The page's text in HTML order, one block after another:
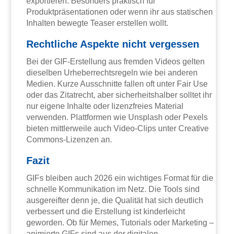
Produktpräsentationen oder wenn ihr aus statischen
Inhalten bewegte Teaser erstellen wollt.
Rechtliche Aspekte nicht vergessen
Bei der GIF-Erstellung aus fremden Videos gelten
dieselben Urheberrechtsregeln wie bei anderen
Medien. Kurze Ausschnitte fallen oft unter Fair Use
oder das Zitatrecht, aber sicherheitshalber solltet ihr
nur eigene Inhalte oder lizenzfreies Material
verwenden. Plattformen wie Unsplash oder Pexels
bieten mittlerweile auch Video-Clips unter Creative
Commons-Lizenzen an.
Fazit
GIFs bleiben auch 2026 ein wichtiges Format für die
schnelle Kommunikation im Netz. Die Tools sind
ausgereifter denn je, die Qualität hat sich deutlich
verbessert und die Erstellung ist kinderleicht
geworden. Ob für Memes, Tutorials oder Marketing –